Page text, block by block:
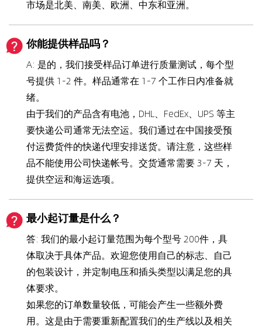
市场是北美、南美、欧洲、中东和亚洲。
你能提供样品吗？
A: 是的，我们接受样品订单进行质量测试，每个型
号提供 1-2 件。样品通常在 1-7 个工作日内准备就
绪。
由于我们的产品含有电池，DHL、FedEx、UPS 等主
要快递公司通常无法空运。我们通过在中国接受预
付运费货件的快递代理安排送货。请注意，这些样
品不能使用公司快递帐号。交货通常需要 3-7 天，
提供空运和海运选项。
最小起订量是什么？
答: 我们的最小起订量范围为每个型号 200件，具
体取决于具体产品。欢迎您使用自己的标志、自己
的包装设计，并定制电压和插头类型以满足您的具
体要求。
如果您的订单数量较低，可能会产生一些额外费
用。这是由于需要重新配置我们的生产线以及相关